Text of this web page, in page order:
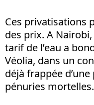
Ces privatisations
des prix. A
tarif de l’eau a
Véolia, dans un
déjà frappée
pénuries mortelles.